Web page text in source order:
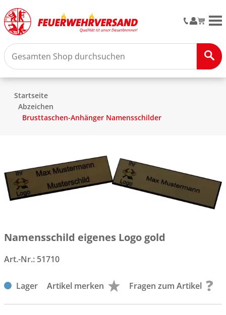
Startseite
Abzeichen
Brusttaschen-Anhänger Namensschilder
Namensschild eigenes Logo gold
Art.-Nr.: 51710
Lager Artikel merken Fragen zum Artikel